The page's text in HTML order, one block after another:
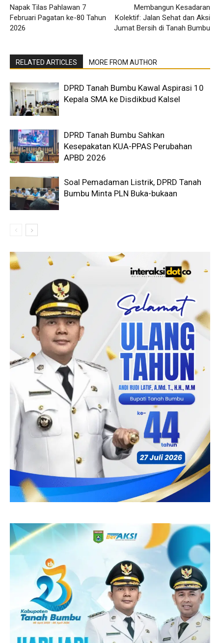
Napak Tilas Pahlawan 7
Februari Pagatan ke-80 Tahun
2026
Membangun Kesadaran
Kolektif: Jalan Sehat dan Aksi
Jumat Bersih di Tanah Bumbu
RELATED ARTICLES MORE FROM AUTHOR
DPRD Tanah Bumbu Kawal Aspirasi 10
Kepala SMA ke Disdikbud Kalsel
DPRD Tanah Bumbu Sahkan
Kesepakatan KUA-PPAS Perubahan
APBD 2026
Soal Pemadaman Listrik, DPRD Tanah
Bumbu Minta PLN Buka-bukaan